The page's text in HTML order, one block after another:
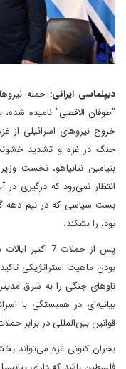
دیپلماسی ایرانی:
"طوفان الاقصی" نامیده
جنگ در غزه و تشدید
بنیامین نتانیاهو، نخست‌
انتظار نمی‌رود که درگیری در
بست سیاسی که در نیم دهه
بود، را بشکند.
پس از حملات 7
بودن ماهیت استراتژیکی
ناوهای جنگی را به شرق
بیانیه‌ای در همبستگی با
قوانین بین‌المللی در برابر
بحران کنونی غزه می‌تواند